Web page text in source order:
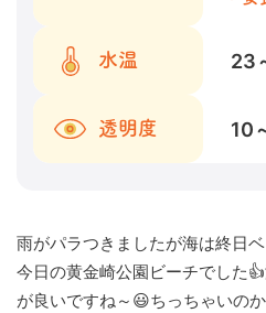
水温 23
透明度 10
雨がパラつきましたが海は終日
今日の黄金崎公園ビーチでした
が良いですね～😃ちっちゃいの